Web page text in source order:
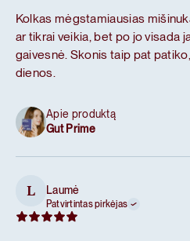
Kolkas mėgstamiausias
ar tikrai veikia, bet po jo visada
gaivesnė. Skonis taip pat
dienos.
Apie produktą
Gut Prime
L Laumė
Patvirtintas pirkėjas